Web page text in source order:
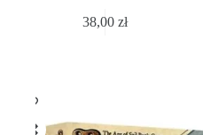
38,00zł